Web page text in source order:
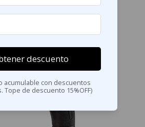
descuento
acumulable con descuentos
Tope de descuento 15%OFF)